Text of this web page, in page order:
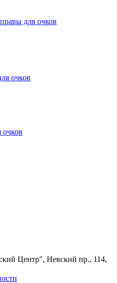
для очков
Центр", Невский пр., 114,